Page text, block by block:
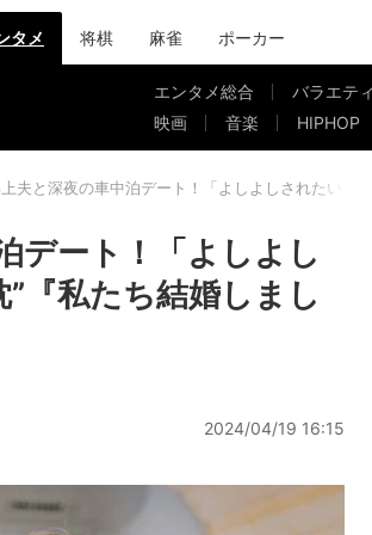
タメ 将棋 麻雀 ポーカー
エンタメ総合 バラエティ
映画
音楽 HIPHOP
夫と深夜の車中泊デート！「よしよしされたい」
デート！「よしよし
『私たち結婚しまし
2024/04/19 16:15